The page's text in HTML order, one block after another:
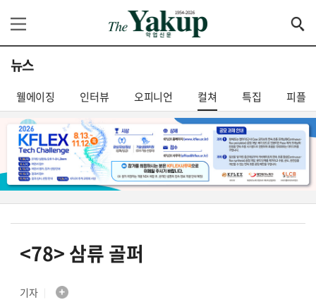
뉴스
웰에이징 인터뷰 오피니언 컬쳐 특집 피플
<78> 삼류 골퍼
기자